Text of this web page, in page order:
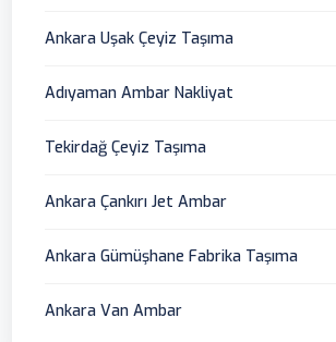
Ankara Uşak Çeyiz Taşıma
Adıyaman Ambar Nakliyat
Tekirdağ Çeyiz Taşıma
Ankara Çankırı Jet Ambar
Ankara Gümüşhane Fabrika Taşıma
Ankara Van Ambar